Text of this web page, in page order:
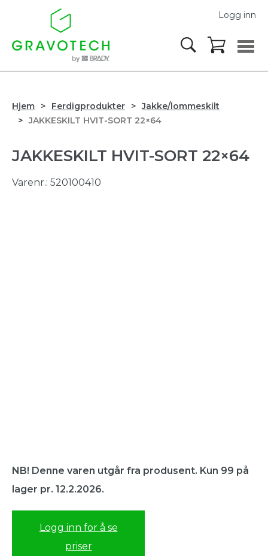
Logg inn
Hjem Ferdigprodukter
Jakke/lommeskilt
JAKKESKILT HVIT-SORT 22×64
JAKKESKILT HVIT-SORT 22×64
Varenr.: 520100410
NB! Denne varen utgår fra produsent. Kun 99 på
lager pr. 12.2.2026.
Logg inn for å se
priser